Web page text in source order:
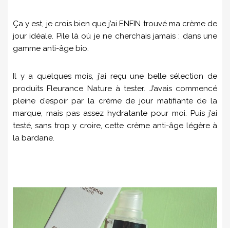
Ça y est, je crois bien que j’ai ENFIN trouvé ma crème de
jour idéale. Pile là où je ne cherchais jamais : dans une
gamme anti-âge bio.
Il y a quelques mois, j’ai reçu une belle sélection de
produits Fleurance Nature à tester. J’avais commencé
pleine d’espoir par la crème de jour matifiante de la
marque, mais pas assez hydratante pour moi. Puis j’ai
testé, sans trop y croire, cette crème anti-âge légère à
la bardane.